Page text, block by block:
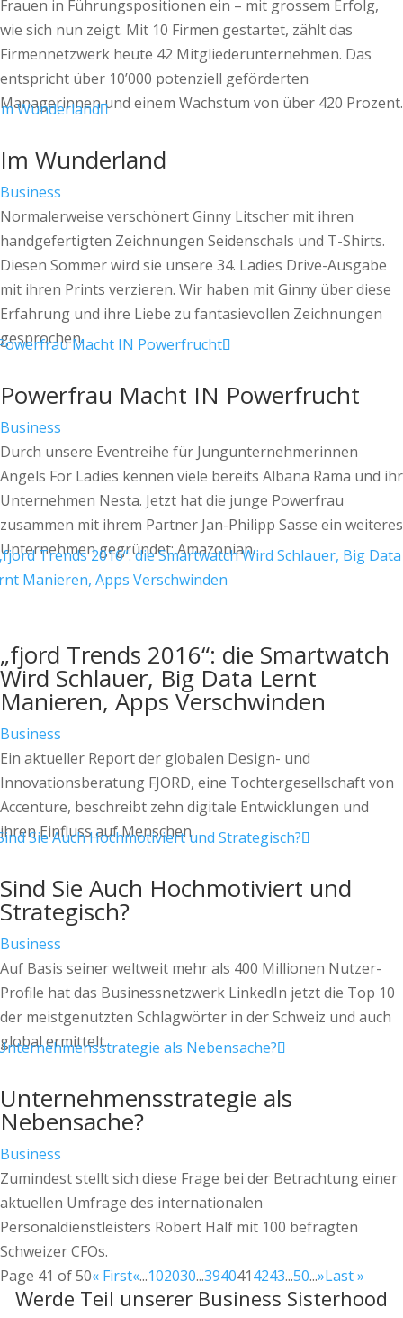
Frauen in Führungspositionen ein – mit grossem Erfolg,
wie sich nun zeigt. Mit 10 Firmen gestartet, zählt das
Firmennetzwerk heute 42 Mitgliederunternehmen. Das
entspricht über 10’000 potenziell geförderten
Managerinnen und einem Wachstum von über 420 Prozent.
Im Wunderland
Business
Normalerweise verschönert Ginny Litscher mit ihren
handgefertigten Zeichnungen Seidenschals und T-Shirts.
Diesen Sommer wird sie unsere 34. Ladies Drive-Ausgabe
mit ihren Prints verzieren. Wir haben mit Ginny über diese
Erfahrung und ihre Liebe zu fantasievollen Zeichnungen
gesprochen.
Powerfrau Macht IN Powerfrucht
Business
Durch unsere Eventreihe für Jungunternehmerinnen
Angels For Ladies kennen viele bereits Albana Rama und ihr
Unternehmen Nesta. Jetzt hat die junge Powerfrau
zusammen mit ihrem Partner Jan-Philipp Sasse ein weiteres
Unternehmen gegründet: Amazonian.
„fjord Trends 2016“: die Smartwatch
Wird Schlauer, Big Data Lernt
Manieren, Apps Verschwinden
Business
Ein aktueller Report der globalen Design- und
Innovationsberatung FJORD, eine Tochtergesellschaft von
Accenture, beschreibt zehn digitale Entwicklungen und
ihren Einfluss auf Menschen.
Sind Sie Auch Hochmotiviert und
Strategisch?
Business
Auf Basis seiner weltweit mehr als 400 Millionen Nutzer-
Profile hat das Businessnetzwerk LinkedIn jetzt die Top 10
der meistgenutzten Schlagwörter in der Schweiz und auch
global ermittelt.
Unternehmensstrategie als
Nebensache?
Business
Zumindest stellt sich diese Frage bei der Betrachtung einer
aktuellen Umfrage des internationalen
Personaldienstleisters Robert Half mit 100 befragten
Schweizer CFOs.
Page 41 of 50« First«...102030...3940414243...50...»Last »
Werde Teil unserer Business Sisterhood